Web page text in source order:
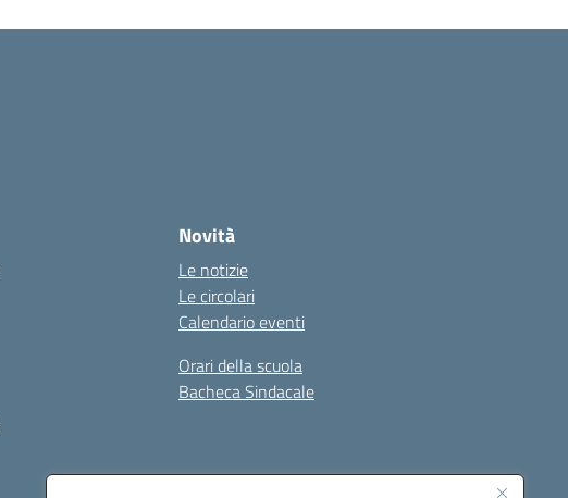
Novità
Le notizie
Le circolari
Calendario eventi
Orari della scuola
Bacheca Sindacale